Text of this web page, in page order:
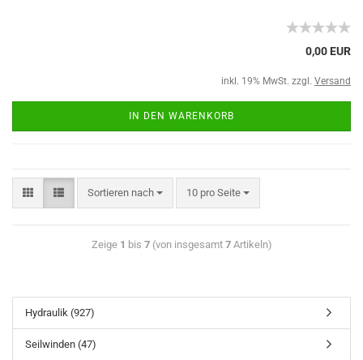
0,00 EUR
inkl. 19% MwSt. zzgl. Versand
IN DEN WARENKORB
Sortieren nach 10 pro Seite
Zeige 1 bis 7(von insgesamt 7Artikeln)
Hydraulik (927)
Seilwinden (47)